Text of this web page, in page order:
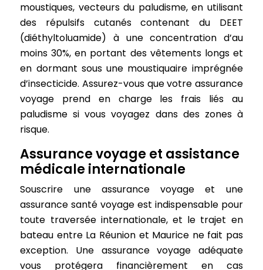
moustiques, vecteurs du paludisme, en utilisant
des répulsifs cutanés contenant du DEET
(diéthyltoluamide) à une concentration d’au
moins 30%, en portant des vêtements longs et
en dormant sous une moustiquaire imprégnée
d’insecticide. Assurez-vous que votre assurance
voyage prend en charge les frais liés au
paludisme si vous voyagez dans des zones à
risque.
Assurance voyage et assistance
médicale internationale
Souscrire une assurance voyage et une
assurance santé voyage est indispensable pour
toute traversée internationale, et le trajet en
bateau entre La Réunion et Maurice ne fait pas
exception. Une assurance voyage adéquate
vous protégera financièrement en cas